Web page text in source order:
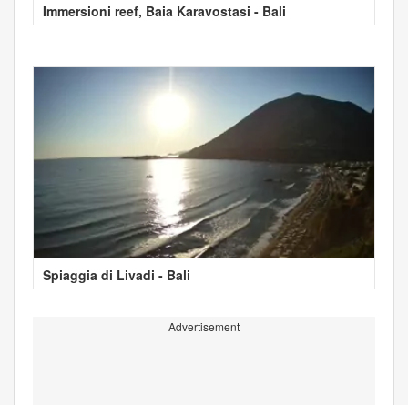
Immersioni reef, Baia Karavostasi - Bali
Spiaggia di Livadi - Bali
Advertisement